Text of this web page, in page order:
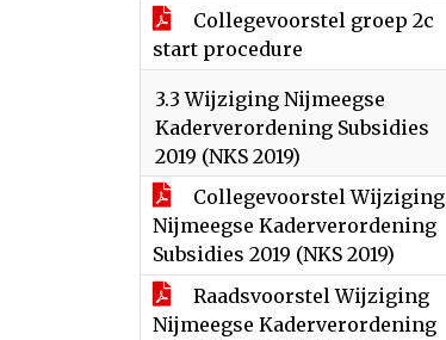
Collegevoorstel groep 2c
start procedure
3.3 Wijziging Nijmeegse
Kaderverordening Subsidies
2019 (NKS 2019)
Collegevoorstel Wijziging
Nijmeegse Kaderverordening
Subsidies 2019 (NKS 2019)
Raadsvoorstel Wijziging
Nijmeegse Kaderverordening